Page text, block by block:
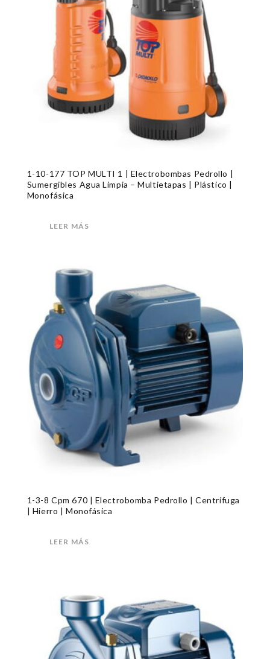
1-10-177 TOP MULTI 1 | Electrobombas Pedrollo |
Sumergibles Agua Limpia – Multietapas | Plástico |
Monofásica
LEER MÁS
1-3-8 Cpm 670 | Electrobomba Pedrollo | Centrífuga
| Hierro | Monofásica
LEER MÁS